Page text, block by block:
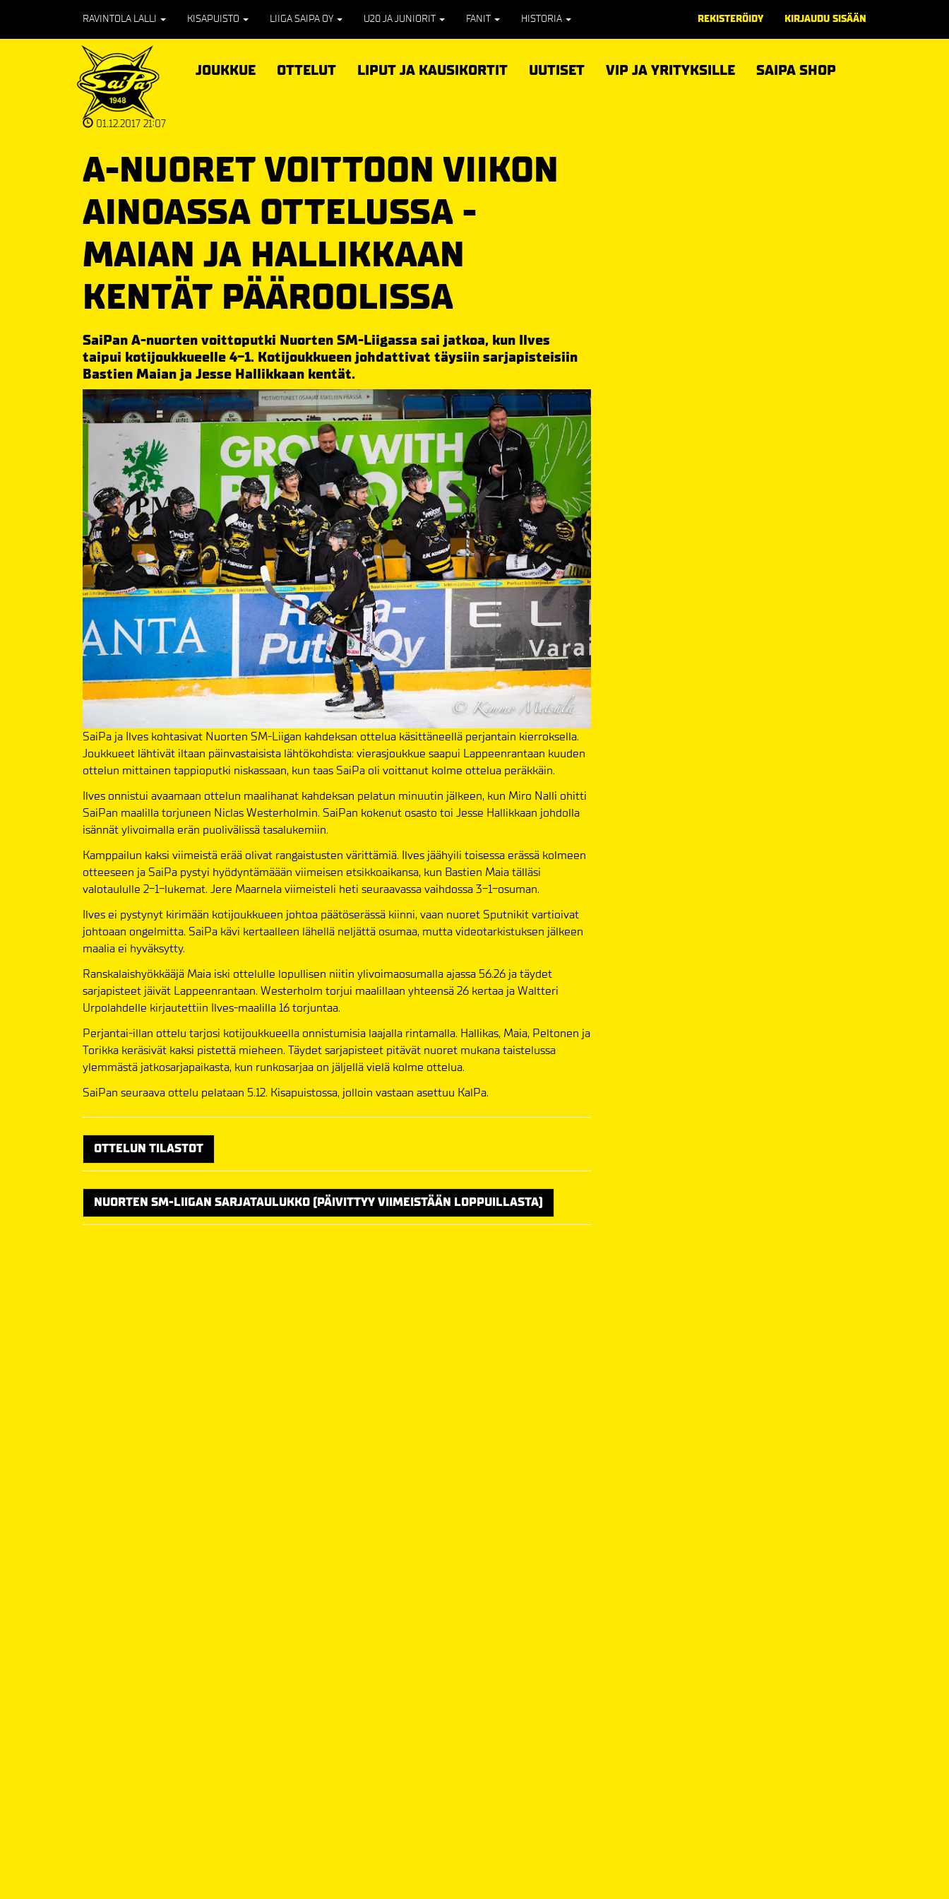
RAVINTOLA LALLI KISAPUISTO LIIGA SAIPA OY U20 JA JUNIORIT FANIT HISTORIA REKISTERÖIDY KIRJAUDU SISÄÄN
JOUKKUE OTTELUT LIPUT JA KAUSIKORTIT UUTISET VIP JA YRITYKSILLE SAIPA SHOP
01.12.2017 21:07
A-NUORET VOITTOON VIIKON
AINOASSA OTTELUSSA -
MAIAN JA HALLIKKAAN
KENTÄT PÄÄROOLISSA
SaiPan A-nuorten voittoputki Nuorten SM-Liigassa sai jatkoa, kun Ilves
taipui kotijoukkueelle 4-1. Kotijoukkueen johdattivat täysiin sarjapisteisiin
Bastien Maian ja Jesse Hallikkaan kentät.
SaiPa ja Ilves kohtasivat Nuorten SM-Liigan kahdeksan ottelua käsittäneellä perjantain kierroksella.
Joukkueet lähtivät iltaan päinvastaisista lähtökohdista: vierasjoukkue saapui Lappeenrantaan kuuden
ottelun mittainen tappioputki niskassaan, kun taas SaiPa oli voittanut kolme ottelua peräkkäin.
Ilves onnistui avaamaan ottelun maalihanat kahdeksan pelatun minuutin jälkeen, kun Miro Nalli ohitti
SaiPan maalilla torjuneen Niclas Westerholmin. SaiPan kokenut osasto toi Jesse Hallikkaan johdolla
isännät ylivoimalla erän puolivälissä tasalukemiin.
Kamppailun kaksi viimeistä erää olivat rangaistusten värittämiä. Ilves jäähyili toisessa erässä kolmeen
otteeseen ja SaiPa pystyi hyödyntämäään viimeisen etsikkoaikansa, kun Bastien Maia tälläsi
valotaululle 2-1-lukemat. Jere Maarnela viimeisteli heti seuraavassa vaihdossa 3-1-osuman.
Ilves ei pystynyt kirimään kotijoukkueen johtoa päätöserässä kiinni, vaan nuoret Sputnikit vartioivat
johtoaan ongelmitta. SaiPa kävi kertaalleen lähellä neljättä osumaa, mutta videotarkistuksen jälkeen
maalia ei hyväksytty.
Ranskalaishyökkääjä Maia iski ottelulle lopullisen niitin ylivoimaosumalla ajassa 56.26 ja täydet
sarjapisteet jäivät Lappeenrantaan. Westerholm torjui maalillaan yhteensä 26 kertaa ja Waltteri
Urpolahdelle kirjautettiin Ilves-maalilla 16 torjuntaa.
Perjantai-illan ottelu tarjosi kotijoukkueella onnistumisia laajalla rintamalla. Hallikas, Maia, Peltonen ja
Torikka keräsivät kaksi pistettä mieheen. Täydet sarjapisteet pitävät nuoret mukana taistelussa
ylemmästä jatkosarjapaikasta, kun runkosarjaa on jäljellä vielä kolme ottelua.
SaiPan seuraava ottelu pelataan 5.12. Kisapuistossa, jolloin vastaan asettuu KalPa.
OTTELUN TILASTOT
NUORTEN SM-LIIGAN SARJATAULUKKO (PÄIVITTYY VIIMEISTÄÄN LOPPUILLASTA)